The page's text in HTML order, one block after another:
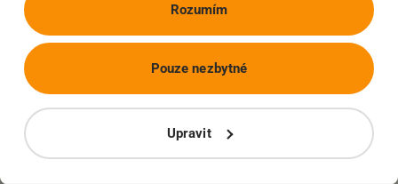
Rozumím
Upravit
Pouze nezbytné